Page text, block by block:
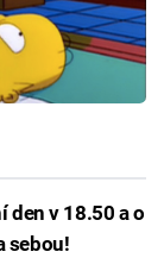
den v 18.50 a o
sebou!